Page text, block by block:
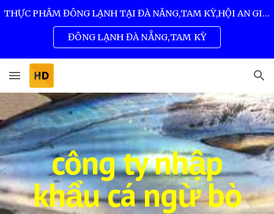
THỰC PHẨM ĐÔNG LẠNH TẠI ĐÀ NẴNG,TAM KỲ,HỘI AN GIÁ SỈ TỐT NHẤT 0932 557 973
ĐÔNG LẠNH ĐÀ NẴNG,TAM KỲ
công ty nhập
khẩu cá ngừ bò